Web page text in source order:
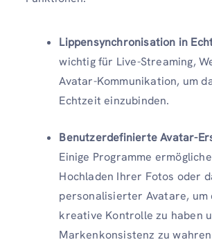
Lippensynchronisation in
wichtig für Live-Streaming,
Avatar-Kommunikation, um
Echtzeit einzubinden.
Benutzerdefinierte Avatar-
Einige Programme
Hochladen Ihrer Fotos oder
personalisierter Avatare, um
kreative Kontrolle zu haben
Markenkonsistenz zu